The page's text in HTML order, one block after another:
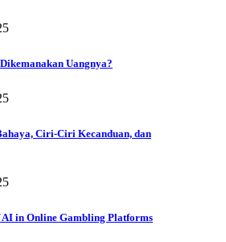
Uangnya?
Ciri-Ciri Kecanduan, dan
in Online Gambling Platforms